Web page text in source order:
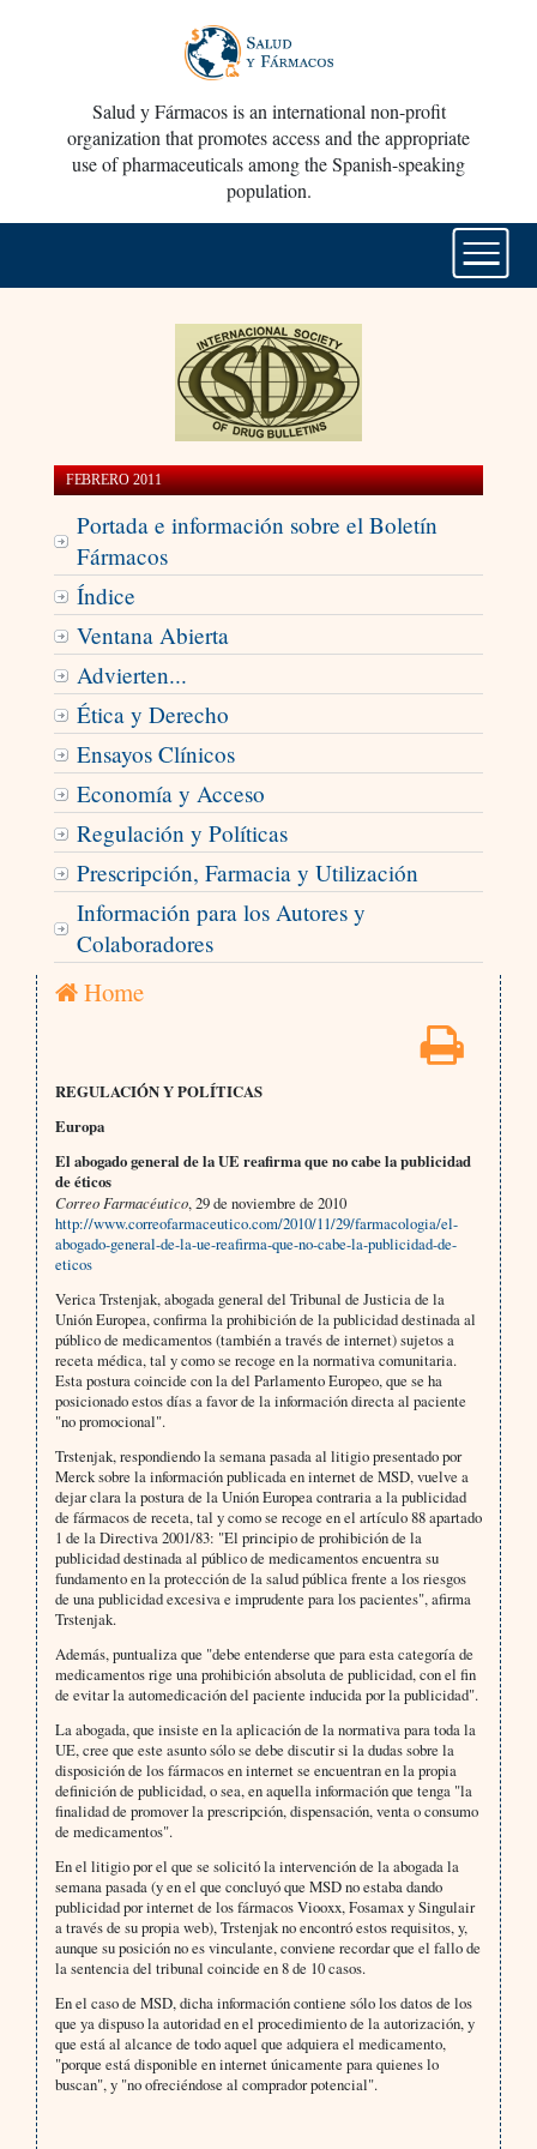
Salud y Fármacos is an international non-profit
organization that promotes access and the appropriate
use of pharmaceuticals among the Spanish-speaking
population.
FEBRERO 2011
Portada e información sobre el Boletín
Fármacos
Índice
Ventana Abierta
Advierten...
Ética y Derecho
Ensayos Clínicos
Economía y Acceso
Regulación y Políticas
Prescripción, Farmacia y Utilización
Información para los Autores y
Colaboradores
Home
REGULACIÓN Y POLÍTICAS
Europa
El abogado general de la UE reafirma que no cabe la publicidad
de éticos
Correo Farmacéutico, 29 de noviembre de 2010
http://www.correofarmaceutico.com/2010/11/29/farmacologia/el-
abogado-general-de-la-ue-reafirma-que-no-cabe-la-publicidad-de-
eticos
Verica Trstenjak, abogada general del Tribunal de Justicia de la
Unión Europea, confirma la prohibición de la publicidad destinada al
público de medicamentos (también a través de internet) sujetos a
receta médica, tal y como se recoge en la normativa comunitaria.
Esta postura coincide con la del Parlamento Europeo, que se ha
posicionado estos días a favor de la información directa al paciente
"no promocional".
Trstenjak, respondiendo la semana pasada al litigio presentado por
Merck sobre la información publicada en internet de MSD, vuelve a
dejar clara la postura de la Unión Europea contraria a la publicidad
de fármacos de receta, tal y como se recoge en el artículo 88 apartado
1 de la Directiva 2001/83: "El principio de prohibición de la
publicidad destinada al público de medicamentos encuentra su
fundamento en la protección de la salud pública frente a los riesgos
de una publicidad excesiva e imprudente para los pacientes", afirma
Trstenjak.
Además, puntualiza que "debe entenderse que para esta categoría de
medicamentos rige una prohibición absoluta de publicidad, con el fin
de evitar la automedicación del paciente inducida por la publicidad".
La abogada, que insiste en la aplicación de la normativa para toda la
UE, cree que este asunto sólo se debe discutir si la dudas sobre la
disposición de los fármacos en internet se encuentran en la propia
definición de publicidad, o sea, en aquella información que tenga "la
finalidad de promover la prescripción, dispensación, venta o consumo
de medicamentos".
En el litigio por el que se solicitó la intervención de la abogada la
semana pasada (y en el que concluyó que MSD no estaba dando
publicidad por internet de los fármacos Viooxx, Fosamax y Singulair
a través de su propia web), Trstenjak no encontró estos requisitos, y,
aunque su posición no es vinculante, conviene recordar que el fallo de
la sentencia del tribunal coincide en 8 de 10 casos.
En el caso de MSD, dicha información contiene sólo los datos de los
que ya dispuso la autoridad en el procedimiento de la autorización, y
que está al alcance de todo aquel que adquiera el medicamento,
"porque está disponible en internet únicamente para quienes lo
buscan", y "no ofreciéndose al comprador potencial".